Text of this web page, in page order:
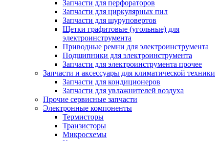
Запчасти для перфораторов
Запчасти для циркулярных пил
Запчасти для шуруповертов
Щетки графитовые (угольные) для
электроинструмента
Приводные ремни для электроинструмента
Подшипники для электроинструмента
Запчасти для электроинструмента прочее
Запчасти и аксессуары для климатической техники
Запчасти для кондиционеров
Запчасти для увлажнителей воздуха
Прочие сервисные запчасти
Электронные компоненты
Термисторы
Транзисторы
Микросхемы